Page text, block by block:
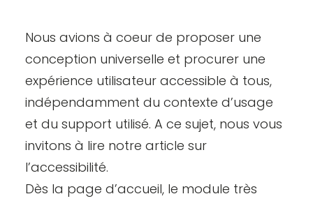
Nous avions à coeur de proposer une
conception universelle et procurer une
expérience utilisateur accessible à tous,
indépendamment du contexte d’usage
et du support utilisé. A ce sujet, nous vous
invitons à lire notre article sur
l’accessibilité.
Dès la page d’accueil, le module très